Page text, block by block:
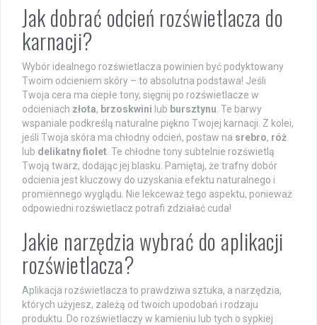
Jak dobrać odcień rozświetlacza do
karnacji?
Wybór idealnego rozświetlacza powinien być podyktowany
Twoim odcieniem skóry – to absolutna podstawa! Jeśli
Twoja cera ma ciepłe tony, sięgnij po rozświetlacze w
odcieniach złota, brzoskwini lub bursztynu . Te barwy
wspaniale podkreślą naturalne piękno Twojej karnacji. Z kolei,
jeśli Twoja skóra ma chłodny odcień, postaw na srebro, róż
lub delikatny fiolet . Te chłodne tony subtelnie rozświetlą
Twoją twarz, dodając jej blasku. Pamiętaj, że trafny dobór
odcienia jest kluczowy do uzyskania efektu naturalnego i
promiennego wyglądu. Nie lekceważ tego aspektu, ponieważ
odpowiedni rozświetlacz potrafi zdziałać cuda!
Jakie narzędzia wybrać do aplikacji
rozświetlacza?
Aplikacja rozświetlacza to prawdziwa sztuka, a narzędzia,
których użyjesz, zależą od twoich upodobań i rodzaju
produktu. Do rozświetlaczy w kamieniu lub tych o sypkiej